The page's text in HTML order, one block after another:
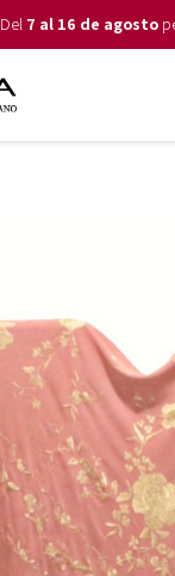
Del 7 al 16 de agosto